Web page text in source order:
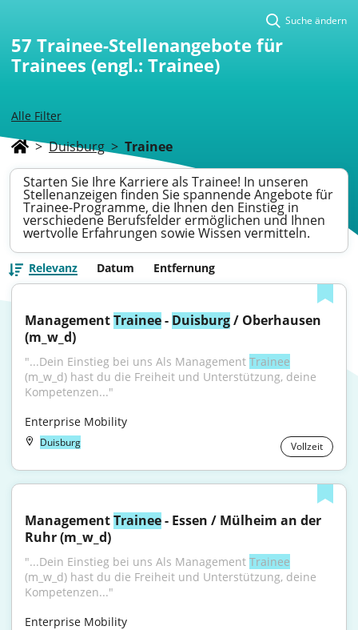
Alle Filter
Suche ändern
57 Trainee-Stellenangebote für
Trainees (engl.: Trainee)
> Duisburg > Trainee
Starten Sie Ihre Karriere als Trainee! In unseren
Stellenanzeigen finden Sie spannende Angebote für
Trainee-Programme, die Ihnen den Einstieg in
verschiedene Berufsfelder ermöglichen und Ihnen
wertvolle Erfahrungen sowie Wissen vermitteln.
Relevanz Datum Entfernung
Management Trainee - Duisburg / Oberhausen
(m_w_d)
"...Dein Einstieg bei uns Als Management Trainee
(m_w_d) hast du die Freiheit und Unterstützung, deine
Kompetenzen..."
Enterprise Mobility
Duisburg Vollzeit
Management Trainee - Essen / Mülheim an der
Ruhr (m_w_d)
"...Dein Einstieg bei uns Als Management Trainee
(m_w_d) hast du die Freiheit und Unterstützung, deine
Kompetenzen..."
Enterprise Mobility